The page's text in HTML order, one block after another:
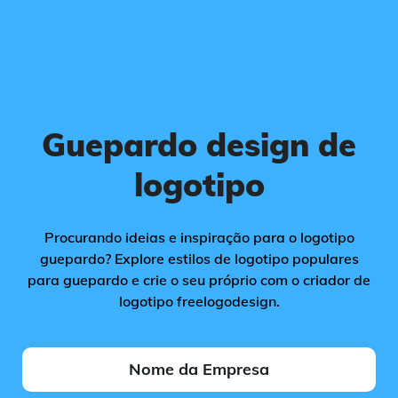
Guepardo design de
logotipo
Procurando ideias e inspiração para o logotipo
guepardo? Explore estilos de logotipo populares
para guepardo e crie o seu próprio com o criador de
logotipo freelogodesign.